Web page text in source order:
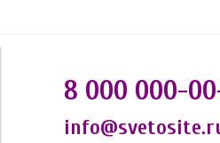
8 000 000-